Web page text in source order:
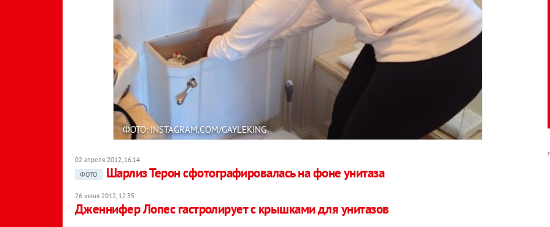
ФОТО: INSTAGRAM.COM/GAYLEKING
02 апреля 2012, 16:14
ФОТО
Шарлиз Терон сфотографировалась на фоне унитаза
26 июня 2012, 12:35
Дженнифер Лопес гастролирует с крышками для унитазов